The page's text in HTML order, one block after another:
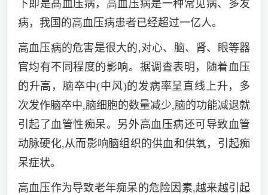
下即是髙血压病，高血压病是一种常见病、多发
病，我国的高血压病患者已经超过一亿人。
高血压病的危害是很大的,对心、脑、肾、眼等器
官均有不同程度的影响。据调査表明，随着血压
的升高，脑卒中(中风)的发病率呈直线上升，多
次发作脑卒中,脑细胞的数量减少,脑的功能减退就
引起了血管性痴呆。另外高血压病还可导致血管
动脉硬化,从而影响脑组织的供血和供氧，引起痴
呆症状。
高血压作为导致老年痴呆的危险因素,越来越引起